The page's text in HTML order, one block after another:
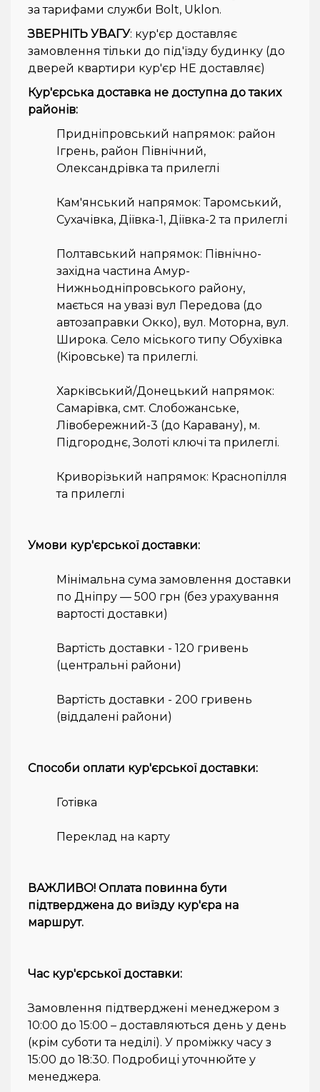
за тарифами служби Bolt, Uklon.
ЗВЕРНІТЬ УВАГУ: кур'єр доставляє
замовлення тільки до під'їзду будинку (до
дверей квартири кур'єр НЕ доставляє)
Кур'єрська доставка не доступна до таких
районів:
Придніпровський напрямок: район
Ігрень, район Північний,
Олександрівка та прилеглі
Кам'янський напрямок: Таромський,
Сухачівка, Діївка-1, Діївка-2 та прилеглі
Полтавський напрямок: Північно-
західна частина Амур-
Нижньодніпровського району,
мається на увазі вул Передова (до
автозаправки Окко), вул. Моторна, вул.
Широка. Село міського типу Обухівка
(Кіровське) та прилеглі.
Харківський/Донецький напрямок:
Самарівка, смт. Слобожанське,
Лівобережний-3 (до Каравану), м.
Підгороднє, Золоті ключі та прилеглі.
Криворізький напрямок: Краснопілля
та прилеглі
Умови кур'єрської доставки:
Мінімальна сума замовлення доставки
по Дніпру — 500 грн (без урахування
вартості доставки)
Вартість доставки - 120 гривень
(центральні райони)
Вартість доставки - 200 гривень
(віддалені райони)
Способи оплати кур'єрської доставки:
Готівка
Переклад на карту
ВАЖЛИВО! Оплата повинна бути
підтверджена до виїзду кур'єра на
маршрут.
Час кур'єрської доставки:
Замовлення підтверджені менеджером з
10:00 до 15:00 – доставляються день у день
(крім суботи та неділі). У проміжку часу з
15:00 до 18:30. Подробиці уточнюйте у
менеджера.